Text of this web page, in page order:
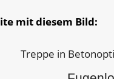
mit diesem Bild: